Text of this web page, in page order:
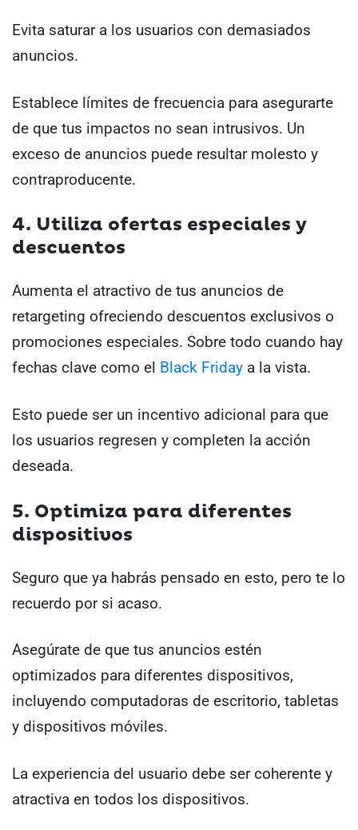
Evita saturar a los usuarios con demasiados
anuncios.
Establece límites de frecuencia para asegurarte
de que tus impactos no sean intrusivos. Un
exceso de anuncios puede resultar molesto y
contraproducente.
4. Utiliza ofertas especiales y
descuentos
Aumenta el atractivo de tus anuncios de
retargeting ofreciendo descuentos exclusivos o
promociones especiales. Sobre todo cuando hay
fechas clave como el Black Friday a la vista.
Esto puede ser un incentivo adicional para que
los usuarios regresen y completen la acción
deseada.
5. Optimiza para diferentes
dispositivos
Seguro que ya habrás pensado en esto, pero te lo
recuerdo por si acaso.
Asegúrate de que tus anuncios estén
optimizados para diferentes dispositivos,
incluyendo computadoras de escritorio, tabletas
y dispositivos móviles.
La experiencia del usuario debe ser coherente y
atractiva en todos los dispositivos.